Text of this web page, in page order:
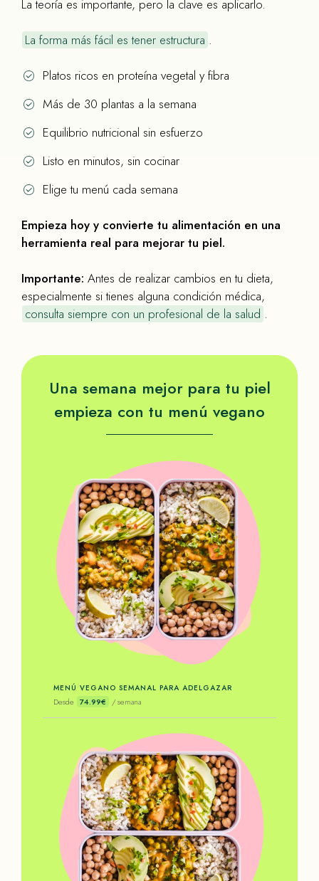
La teoría es importante, pero la clave es aplicarlo.
La forma más fácil es tener estructura .
Platos ricos en proteína vegetal y fibra
Más de 30 plantas a la semana
Equilibrio nutricional sin esfuerzo
Listo en minutos, sin cocinar
Elige tu menú cada semana
Empieza hoy y convierte tu alimentación en una
herramienta real para mejorar tu piel.
Importante: Antes de realizar cambios en tu dieta,
especialmente si tienes alguna condición médica,
consulta siempre con un profesional de la salud .
Una semana mejor para tu piel
empieza con tu menú vegano
MENÚ VEGANO SEMANAL PARA ADELGAZAR
Desde 74.99€ / semana